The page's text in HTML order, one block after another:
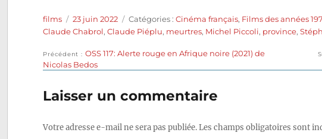
Auteur
films
Publié
le
23 juin 2022 Catégories
Catégories :Cinéma français, Films des années
Claude Chabrol,Claude Piéplu, meurtres, Michel Piccoli, province,
Navigation
Précédent
Publication
précédente :
OSS 117: Alerte rouge en Afrique noire (2021) de
Nicolas Bedos
Laisser un commentaire
Votre adresse e-mail ne sera pas publiée.Les champs obligatoires sont